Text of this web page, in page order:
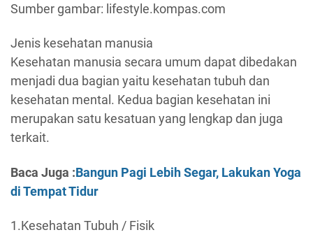
Sumber gambar: lifestyle.kompas.com
Jenis kesehatan manusia
Kesehatan manusia secara umum dapat dibedakan
menjadi dua bagian yaitu kesehatan tubuh dan
kesehatan mental. Kedua bagian kesehatan ini
merupakan satu kesatuan yang lengkap dan juga
terkait.
Baca Juga :Bangun Pagi Lebih Segar, Lakukan Yoga
di Tempat Tidur
1.Kesehatan Tubuh / Fisik